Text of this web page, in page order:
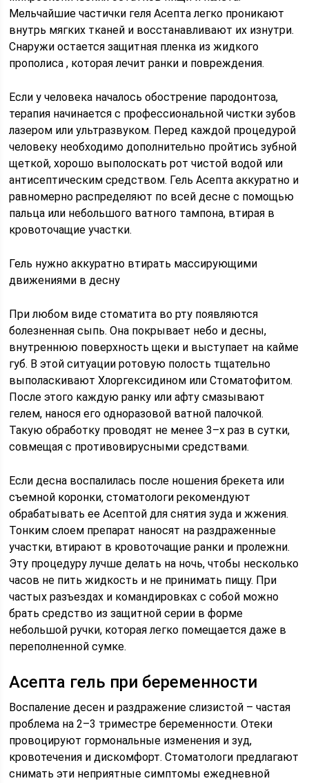
Мельчайшие частички геля Асепта легко проникают
внутрь мягких тканей и восстанавливают их изнутри.
Снаружи остается защитная пленка из жидкого
прополиса , которая лечит ранки и повреждения.
Если у человека началось обострение пародонтоза,
терапия начинается с профессиональной чистки зубов
лазером или ультразвуком. Перед каждой процедурой
человеку необходимо дополнительно пройтись зубной
щеткой, хорошо выполоскать рот чистой водой или
антисептическим средством. Гель Асепта аккуратно и
равномерно распределяют по всей десне с помощью
пальца или небольшого ватного тампона, втирая в
кровоточащие участки.
Гель нужно аккуратно втирать массирующими
движениями в десну
При любом виде стоматита во рту появляются
болезненная сыпь. Она покрывает небо и десны,
внутреннюю поверхность щеки и выступает на кайме
губ. В этой ситуации ротовую полость тщательно
выполаскивают Хлоргексидином или Стоматофитом.
После этого каждую ранку или афту смазывают
гелем, нанося его одноразовой ватной палочкой.
Такую обработку проводят не менее 3–х раз в сутки,
совмещая с противовирусными средствами.
Если десна воспалилась после ношения брекета или
съемной коронки, стоматологи рекомендуют
обрабатывать ее Асептой для снятия зуда и жжения.
Тонким слоем препарат наносят на раздраженные
участки, втирают в кровоточащие ранки и пролежни.
Эту процедуру лучше делать на ночь, чтобы несколько
часов не пить жидкость и не принимать пищу. При
частых разъездах и командировках с собой можно
брать средство из защитной серии в форме
небольшой ручки, которая легко помещается даже в
переполненной сумке.
Асепта гель при беременности
Воспаление десен и раздражение слизистой – частая
проблема на 2–3 триместре беременности. Отеки
провоцируют гормональные изменения и зуд,
кровотечения и дискомфорт. Стоматологи предлагают
снимать эти неприятные симптомы ежедневной